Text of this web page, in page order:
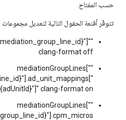
حسب المفتاح.
تتوفّر أقنعة الحقول التالية لتعديل
clang-format off
"mediationGroupLines["
{adUnitId}"]" clang-format on
"mediationGroupLines["